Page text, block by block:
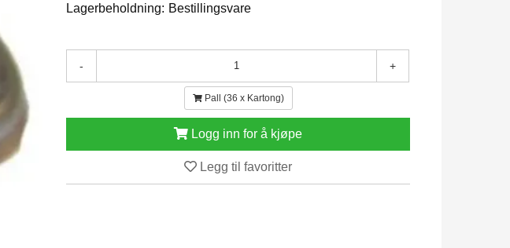
Lagerbeholdning: Bestillingsvare
- +
Pall (36 x Kartong)
Logg inn for å kjøpe
Legg til favoritter